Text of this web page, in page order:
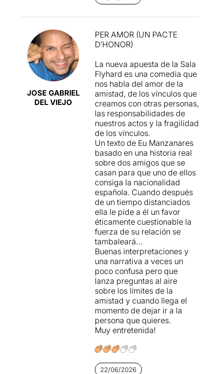
teatre i que per una qüestió
de papers i de precarietat
laboral es veuen immersos
en un pacte que determinarà
El principal problema
d’aquesta comèdia, al meu
entendre, és que no acaba
de jugar totes les cartes de
la relació entre aquests dos
amics, interpretats amb
correcció perLaura Riera
Nicolás Fuente González.
No sabem si al darrera hi
havia amor verdader o no, si
hi havia gelós professionals,
si només estem davant
d’una necessitat de
companyia... Potser són
totes les coses a la vegada,
però l’obra no ens ho acaba
d’aclarir del tot, potser per
aquest afany d’anar
endavant i endarrere sense
massa sentit en alguns
casos. A més, tampoc
s’acaba d’entrar en tots els
conflictes -n’hi ha molts,
sens dubte- que poden
provocar aquest tipus
d’unions... Ho hem vist altres
vegades i creiem que
amor (un pacte d'honor)
aporta moltes novetats al
respecte.
JOSE GABRIEL
DEL VIEJO
PER AMOR (UN PACTE
D’HONOR)
La nueva apuesta de la Sala
Flyhard es una comedia que
nos habla del amor de la
amistad, de los vínculos que
creamos con otras personas,
las responsabilidades de
nuestros actos y la fragilidad
de los vínculos.
Un texto de Eu Manzanares
basado en una historia real
sobre dos amigos que se
casan para que uno de ellos
consiga la nacionalidad
española. Cuando después
de un tiempo distanciados
ella le pide a él un favor
éticamente cuestionable la
fuerza de su relación se
tambaleará…
Buenas interpretaciones y
una narrativa a veces un
poco confusa pero que
lanza preguntas al aire
sobre los límites de la
amistad y cuando llega el
momento de dejar ir a la
persona que quieres.
Muy entretenida!
22/06/2026